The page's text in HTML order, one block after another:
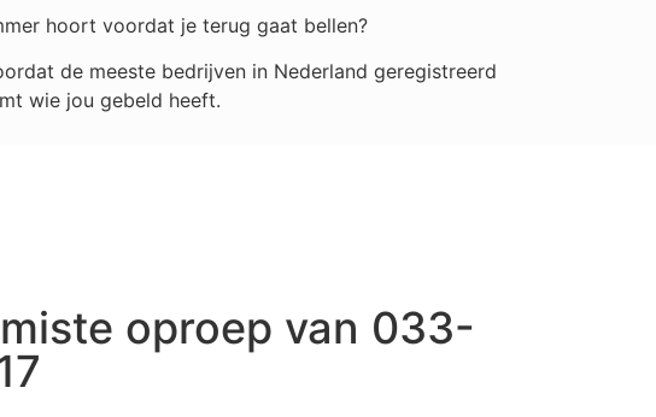
hoort voordat je terug gaat bellen?
de meeste bedrijven in Nederland geregistreerd
wie jou gebeld heeft.
oproep van 033-